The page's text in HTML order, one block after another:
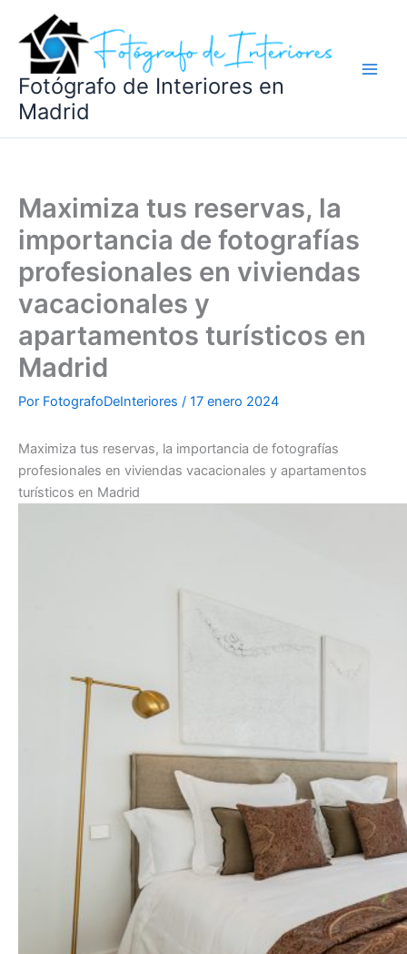
contenido
Fotógrafo de Interiores en
Madrid
Maximiza tus reservas, la
importancia de fotografías
profesionales en viviendas
vacacionales y
apartamentos turísticos en
Madrid
Por FotografoDeInteriores / 17 enero 2024
Maximiza tus reservas, la importancia de fotografías
profesionales en viviendas vacacionales y apartamentos
turísticos en Madrid